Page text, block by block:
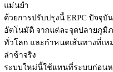
แม่นยํา
ด้วยการปรับปรุงนี้ ERPC ปัจจุบั
อัตโนมัติ จากแต่ละจุดปลายภูมิ
ทั่วโลก และกําหนดเส้นทางที่เ
ล่าช้าจริง
ระบบใหม่นี้ใช้แทนที่ระบบก่อน